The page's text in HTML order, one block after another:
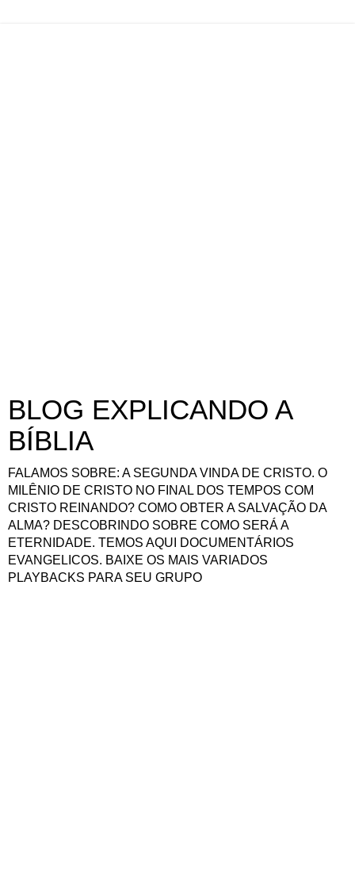
BLOG EXPLICANDO A
BÍBLIA
FALAMOS SOBRE: A SEGUNDA VINDA DE CRISTO. O
MILÊNIO DE CRISTO NO FINAL DOS TEMPOS COM
CRISTO REINANDO? COMO OBTER A SALVAÇÃO DA
ALMA? DESCOBRINDO SOBRE COMO SERÁ A
ETERNIDADE. TEMOS AQUI DOCUMENTÁRIOS
EVANGELICOS. BAIXE OS MAIS VARIADOS
PLAYBACKS PARA SEU GRUPO